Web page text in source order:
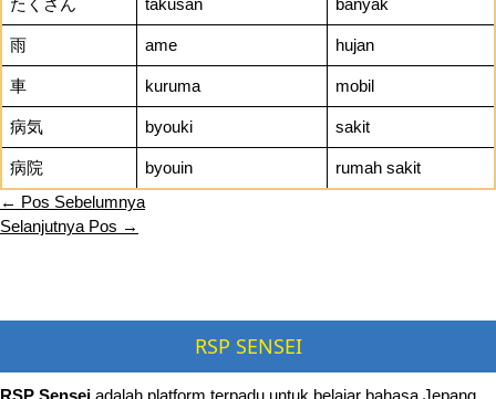
雨 ame hujan
車 kuruma mobil
病気 byouki sakit
病院 byouin
rumah sakit
← Pos Sebelumnya
Selanjutnya Pos →
RSP SENSEI
RSP Sensei adalah platform terpadu untuk belajar bahasa Jepang